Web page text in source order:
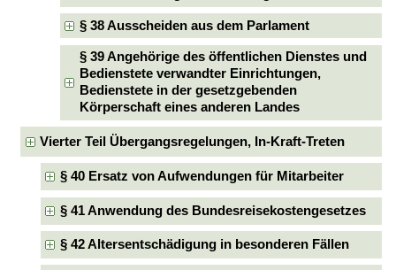
§ 38 Ausscheiden aus dem Parlament
§ 39 Angehörige des öffentlichen Dienstes und
Bedienstete verwandter Einrichtungen,
Bedienstete in der gesetzgebenden
Körperschaft eines anderen Landes
Vierter Teil Übergangsregelungen, In-Kraft-Treten
§ 40 Ersatz von Aufwendungen für Mitarbeiter
§ 41 Anwendung des Bundesreisekostengesetzes
§ 42 Altersentschädigung in besonderen Fällen